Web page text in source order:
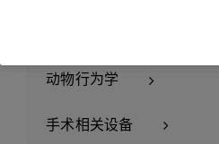
动物行为学
手术相关设备